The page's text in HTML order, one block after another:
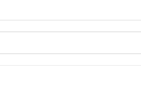
ارسال رایگان برای خرید ۳.۵ میلیون به یالا